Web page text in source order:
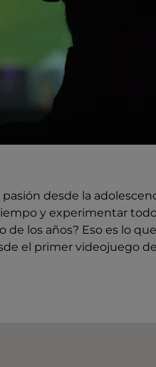
desde la
y experimentar
los años? Eso es lo
el primer videojuego